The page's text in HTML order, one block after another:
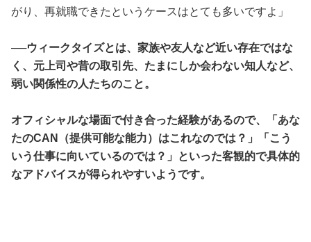
がり、再就職できたというケースはとても多いですよ」
──ウィークタイズとは、家族や友人など近い存在ではな
く、元上司や昔の取引先、たまにしか会わない知人など、
弱い関係性の人たちのこと。
オフィシャルな場面で付き合った経験があるので、「あな
たのCAN（提供可能な能力）はこれなのでは？」「こう
いう仕事に向いているのでは？」といった客観的で具体的
なアドバイスが得られやすいようです。